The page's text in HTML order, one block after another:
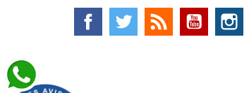
Facebook Twitter Rss YouTube